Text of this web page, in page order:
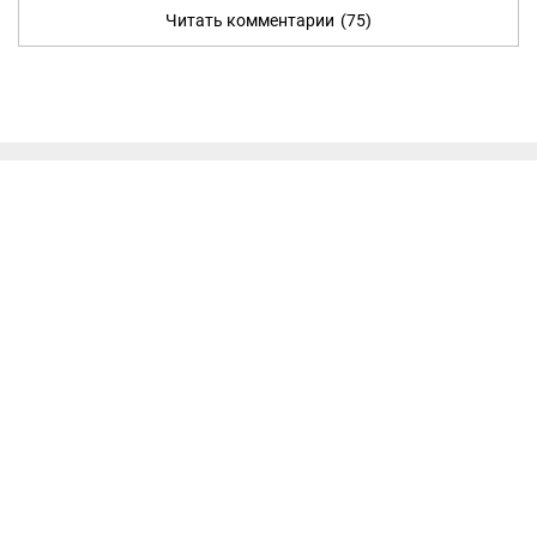
Читать комментарии (75)